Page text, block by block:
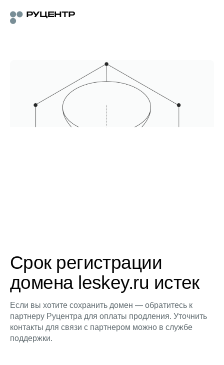
Срок регистрации
домена leskey.ru истек
Если вы хотите сохранить домен — обратитесь к
партнеру Руцентра для оплаты продления. Уточнить
контакты для связи с партнером можно в службе
поддержки.